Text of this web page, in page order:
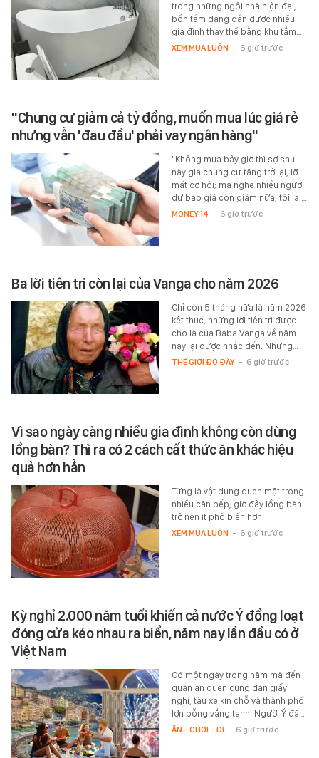
trong những ngôi nhà hiện đại,
bồn tắm đang dần được nhiều
gia đình thay thế bằng khu tắm…
XEM MUA LUÔN - 6 giờ trước
"Chung cư giảm cả tỷ đồng, muốn mua lúc giá rẻ
nhưng vẫn 'đau đầu' phải vay ngân hàng"
"Không mua bây giờ thì sợ sau
này giá chung cư tăng trở lại, lỡ
mất cơ hội; mà nghe nhiều người
dự báo giá còn giảm nữa, tôi lại…
MONEY.14 - 6 giờ trước
Ba lời tiên tri còn lại của Vanga cho năm 2026
Chỉ còn 5 tháng nữa là năm 2026
kết thúc, những lời tiên tri được
cho là của Baba Vanga về năm
nay lại được nhắc đến. Những…
THẾ GIỚI ĐÓ ĐÂY - 6 giờ trước
Vì sao ngày càng nhiều gia đình không còn dùng
lồng bàn? Thì ra có 2 cách cất thức ăn khác hiệu
quả hơn hẳn
Từng là vật dụng quen mặt trong
nhiều căn bếp, giờ đây lồng bàn
trở nên ít phổ biến hơn.
XEM MUA LUÔN - 6 giờ trước
Kỳ nghỉ 2.000 năm tuổi khiến cả nước Ý đồng loạt
đóng cửa kéo nhau ra biển, năm nay lần đầu có ở
Việt Nam
Có một ngày trong năm mà đến
quán ăn quen cũng dán giấy
nghỉ, tàu xe kín chỗ và thành phố
lớn bỗng vắng tanh. Người Ý đã…
ĂN - CHƠI - ĐI - 6 giờ trước